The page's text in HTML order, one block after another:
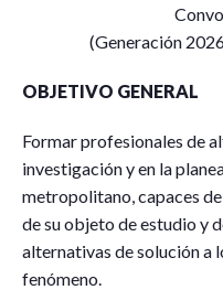
(Generación
OBJETIVO GENERAL
Formar profesionales de
investigación y en la
metropolitano, capaces
de su objeto de estudio y
alternativas de solución a
fenómeno.